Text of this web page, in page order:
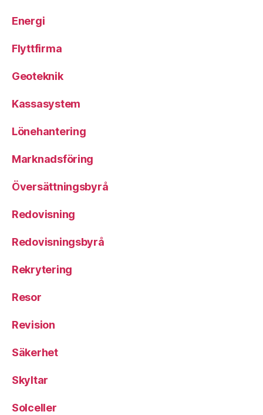
Energi
Flyttfirma
Geoteknik
Kassasystem
Lönehantering
Marknadsföring
Översättningsbyrå
Redovisning
Redovisningsbyrå
Rekrytering
Resor
Revision
Säkerhet
Skyltar
Solceller